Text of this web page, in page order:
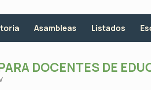
Asambleas Listados
DOCENTES DE